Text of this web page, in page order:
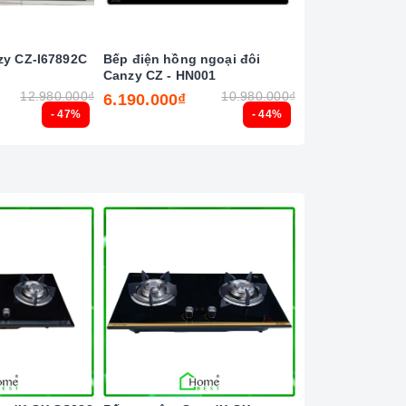
- 47%
CZ-I67892C
12.980.000₫
- 44%
Bếp điện hồng ngoại đôi
Canzy CZ - HN001
6.190.000₫ 10.980.000₫